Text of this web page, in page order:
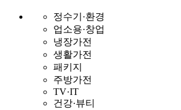
정수기·환경
업소용·창업
냉장가전
생활가전
패키지
주방가전
TV·IT
건강·뷰티